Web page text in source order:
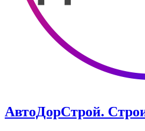
АвтоДорСтрой.